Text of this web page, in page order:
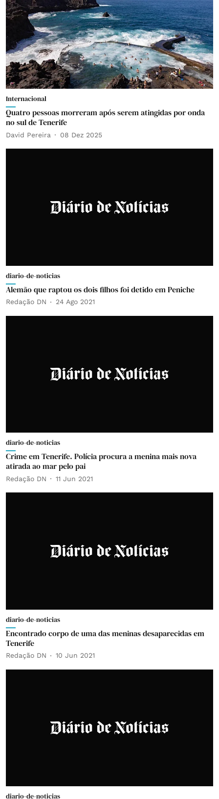
Internacional
Quatro pessoas morreram após serem atingidas por onda
no sul de Tenerife
David Pereira 08 Dez 2025
diario-de-noticias
Alemão que raptou os dois filhos foi detido em Peniche
Redação DN 24 Ago 2021
diario-de-noticias
Crime em Tenerife. Polícia procura a menina mais nova
atirada ao mar pelo pai
Redação DN 11 Jun 2021
diario-de-noticias
Encontrado corpo de uma das meninas desaparecidas em
Tenerife
Redação DN 10 Jun 2021
diario-de-noticias